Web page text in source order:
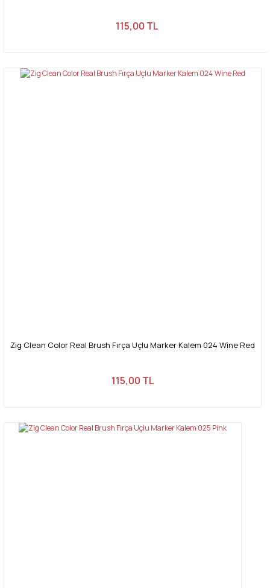
115,00 TL
Zig Clean Color Real Brush Fırça Uçlu Marker Kalem 024 Wine Red
115,00 TL